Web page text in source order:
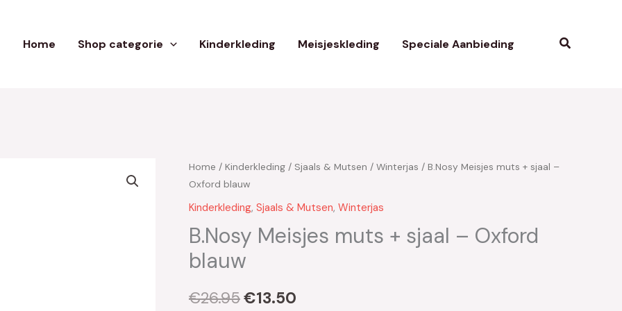
Home Shop categorie Kinderkleding Meisjeskleding Speciale Aanbieding Zoeken
Home / Kinderkleding / Sjaals & Mutsen / Winterjas / B.Nosy Meisjes muts + sjaal –
Oxford blauw
Kinderkleding, Sjaals & Mutsen, Winterjas
B.Nosy Meisjes muts + sjaal – Oxford
blauw
€26.95
Oorspronkelijke
prijs
was:
€26.95.
€13.50
Huidige
prijs
is: